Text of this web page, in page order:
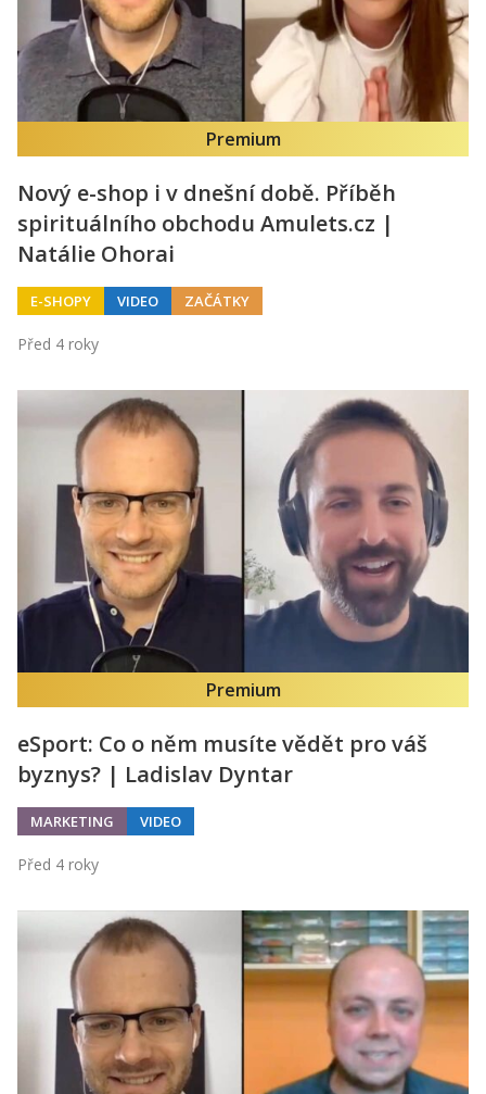
Premium
Nový e-shop i v dnešní době. Příběh
spirituálního obchodu Amulets.cz |
Natálie Ohorai
E-SHOPY VIDEO ZAČÁTKY
Před 4 roky
Premium
eSport: Co o něm musíte vědět pro váš
byznys? | Ladislav Dyntar
MARKETING VIDEO
Před 4 roky